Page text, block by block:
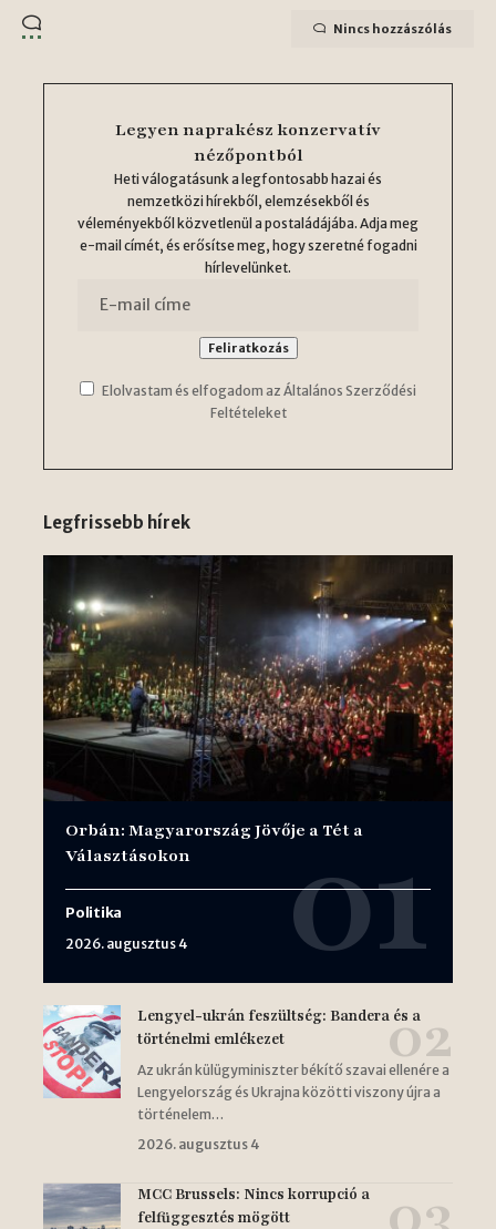
Nincs hozzászólás
Legyen naprakész konzervatív
nézőpontból
Heti válogatásunk a legfontosabb hazai és
nemzetközi hírekből, elemzésekből és
véleményekből közvetlenül a postaládájába. Adja meg
e-mail címét, és erősítse meg, hogy szeretné fogadni
hírlevelünket.
Elolvastam és elfogadom az Általános Szerződési
Feltételeket
Legfrissebb hírek
Orbán: Magyarország Jövője a Tét a
Választásokon
Politika
2026. augusztus 4
Lengyel-ukrán feszültség: Bandera és a
történelmi emlékezet
Az ukrán külügyminiszter békítő szavai ellenére a
Lengyelország és Ukrajna közötti viszony újra a
történelem…
2026. augusztus 4
MCC Brussels: Nincs korrupció a
felfüggesztés mögött